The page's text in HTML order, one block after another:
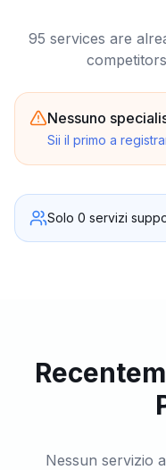
95 services are
Nessuno
Sii il primo a
Solo 0 servizi
Nessun servizio